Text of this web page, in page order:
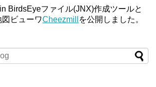
BirdsEyeファイル(JNX)作成ツールと
ビューワCheezmill を公開しました。